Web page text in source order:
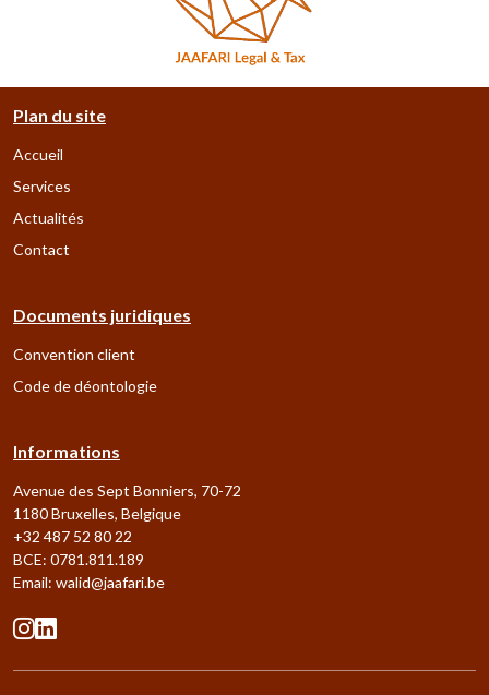
Plan du site
Accueil
Services
Actualités
Contact
Documents juridiques
Convention client
Code de déontologie
Informations
Avenue des Sept Bonniers, 70-72
1180 Bruxelles, Belgique
+32 487 52 80 22
BCE: 0781.811.189
Email: walid@jaafari.be